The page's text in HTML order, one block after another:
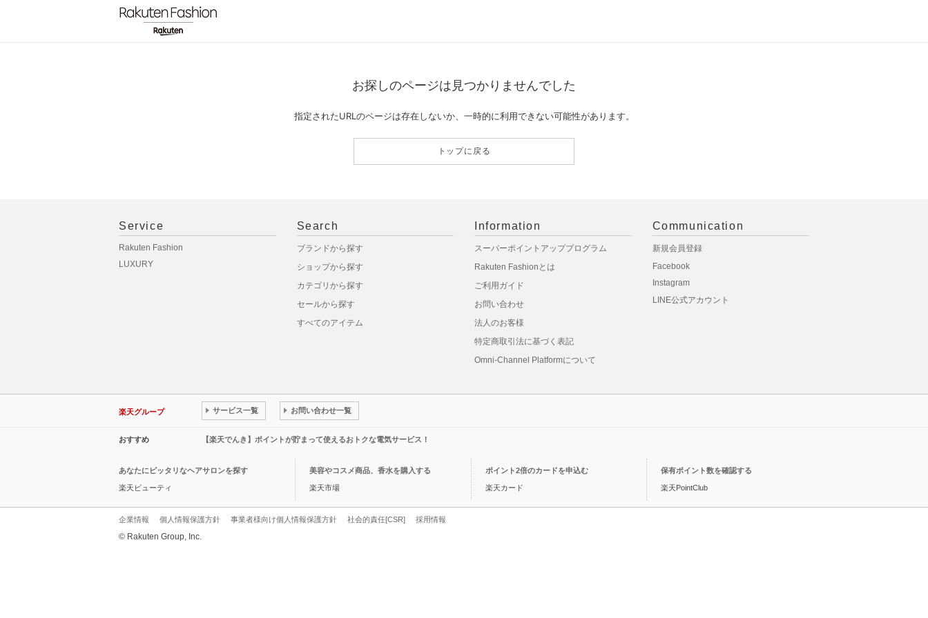
お探しのページは見つかりませんでした
指定されたURLのページは存在しないか、一時的に利用できない可能性があります。
トップに戻る
Service
Rakuten Fashion
LUXURY
Search
ブランドから探す
ショップから探す
カテゴリから探す
セールから探す
すべてのアイテム
Information
スーパーポイントアッププログラム
Rakuten Fashionとは
ご利用ガイド
お問い合わせ
法人のお客様
特定商取引法に基づく表記
Omni-Channel Platformについて
Communication
新規会員登録
Facebook
Instagram
LINE公式アカウント
楽天グループ サービス一覧 お問い合わせ一覧
おすすめ 【楽天でんき】ポイントが貯まって使えるおトクな電気サービス！
あなたにピッタリなヘアサロンを探す
楽天ビューティ
美容やコスメ商品、香水を購入する
楽天市場
ポイント2倍のカードを申込む
楽天カード
保有ポイント数を確認する
楽天PointClub
企業情報 個人情報保護方針 事業者様向け個人情報保護方針 社会的責任[CSR] 採用情報
© Rakuten Group, Inc.